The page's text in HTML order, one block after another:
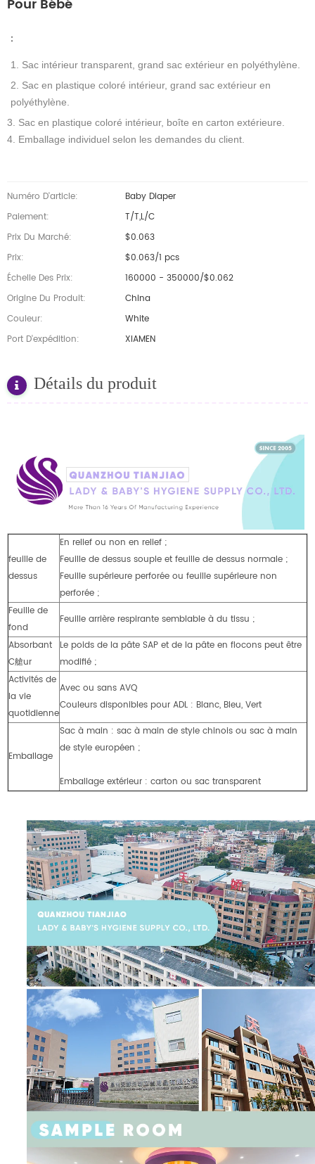
Pour Bébé
：
1. Sac intérieur transparent, grand sac extérieur en polyéthylène.
2. Sac en plastique coloré intérieur, grand sac extérieur en
polyéthylène.
3. Sac en plastique coloré intérieur, boîte en carton extérieure.
4. Emballage individuel selon les demandes du client.
Numéro D'article:
Baby Diaper
Paiement:
T/T,L/C
Prix Du Marché:
$0.063
Prix:
$0.063/1 pcs
Échelle Des Prix:
160000 - 350000/$0.062
Origine Du Produit:
China
Couleur:
White
Port D'expédition:
XIAMEN
Détails du produit
feuille de
dessus
En relief ou non en relief ;
Feuille de dessus souple et feuille de dessus normale ;
Feuille supérieure perforée ou feuille supérieure non
perforée ;
Feuille de
fond
Feuille arrière respirante semblable à du tissu ;
Absorbant
C艙ur
Le poids de la pâte SAP et de la pâte en flocons peut être
modifié ;
Activités de
la vie
quotidienne
Avec ou sans AVQ
Couleurs disponibles pour ADL : Blanc, Bleu, Vert
Emballage
Sac à main : sac à main de style chinois ou sac à main
de style européen ;
Emballage extérieur : carton ou sac transparent